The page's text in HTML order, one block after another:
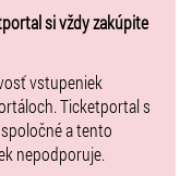
gitara, Marco Musso
si vždy zakúpite
vstupeniek
Ticketportal s
a tento
nepodporuje.